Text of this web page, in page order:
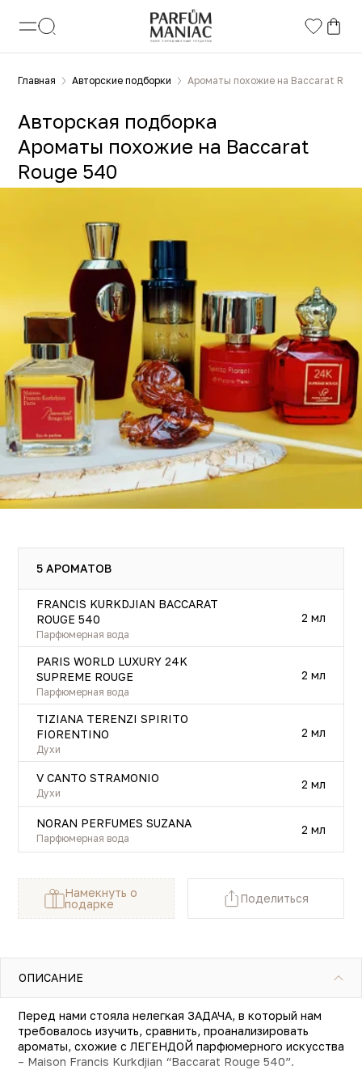
Главная Авторские подборки Ароматы похожие на Baccarat
Авторская подборка
Ароматы похожие на Baccarat
Rouge 540
5 АРОМАТОВ
FRANCIS KURKDJIAN BACCARAT
ROUGE 540
Парфюмерная вода
2 мл
PARIS WORLD LUXURY 24K
SUPREME ROUGE
Парфюмерная вода
2 мл
TIZIANA TERENZI SPIRITO
FIORENTINO
Духи
2 мл
V CANTO STRAMONIO
Духи
2 мл
NORAN PERFUMES SUZANA
Парфюмерная вода
2 мл
Намекнуть о
подарке
Поделиться
ОПИСАНИЕ
Перед нами стояла нелегкая ЗАДАЧА, в который нам
требовалось изучить, сравнить, проанализировать
ароматы, схожие с ЛЕГЕНДОЙ парфюмерного искусства
– Maison Francis Kurkdjian “Baccarat Rouge 540”.